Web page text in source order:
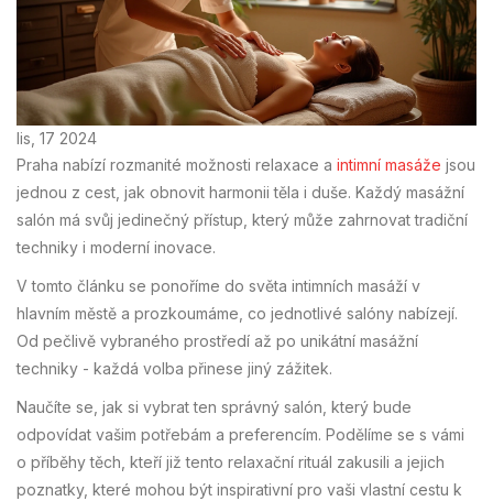
lis, 17 2024
Praha nabízí rozmanité možnosti relaxace a intimní masáže jsou
jednou z cest, jak obnovit harmonii těla i duše. Každý masážní
salón má svůj jedinečný přístup, který může zahrnovat tradiční
techniky i moderní inovace.
V tomto článku se ponoříme do světa intimních masáží v
hlavním městě a prozkoumáme, co jednotlivé salóny nabízejí.
Od pečlivě vybraného prostředí až po unikátní masážní
techniky - každá volba přinese jiný zážitek.
Naučíte se, jak si vybrat ten správný salón, který bude
odpovídat vašim potřebám a preferencím. Podělíme se s vámi
o příběhy těch, kteří již tento relaxační rituál zakusili a jejich
poznatky, které mohou být inspirativní pro vaši vlastní cestu k